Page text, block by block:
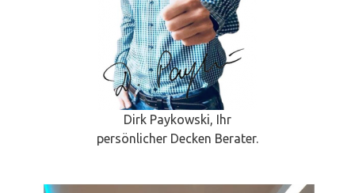
Dirk Paykowski, Ihr
persönlicher Decken Berater.